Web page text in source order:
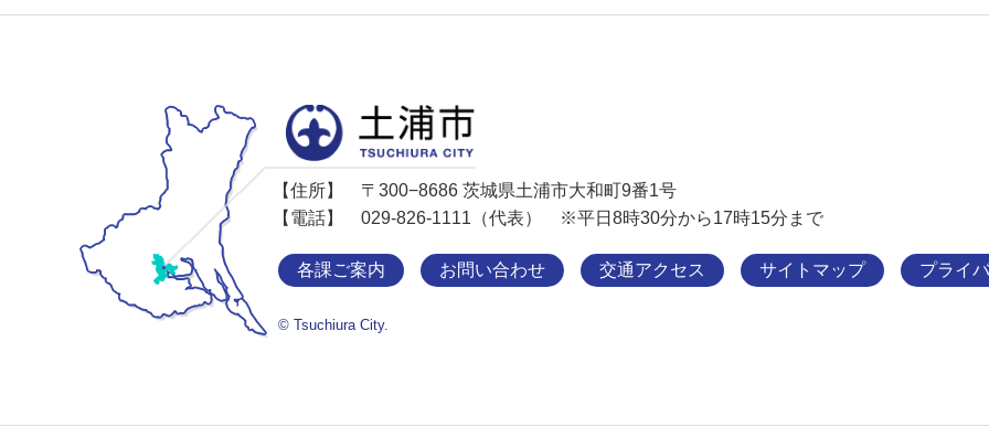
【住所】
〒300−8686 茨城県土浦市大和町9番1号
【電話】
029-826-1111（代表） ※平日8時30分から17時15分まで
各課ご案内 お問い合わせ 交通アクセス サイトマップ プライ
© Tsuchiura City.